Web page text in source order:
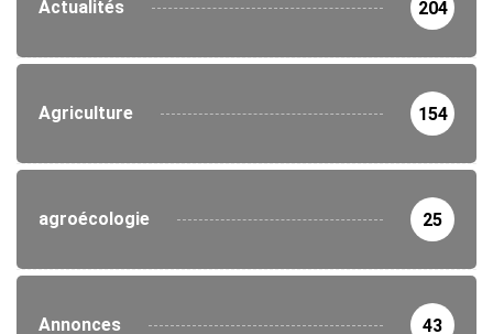
Actualités 204
Agriculture 154
agroécologie 25
Annonces 43